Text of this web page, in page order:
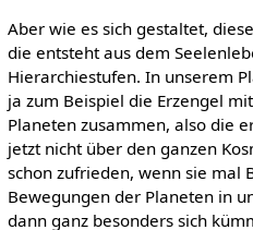
Aber wie es sich gestaltet,
die entsteht aus dem
Hierarchiestufen. In unserem
ja zum Beispiel die Erzengel
Planeten zusammen, also die
jetzt nicht über den ganzen
schon zufrieden, wenn sie mal
Bewegungen der Planeten in
dann ganz besonders sich